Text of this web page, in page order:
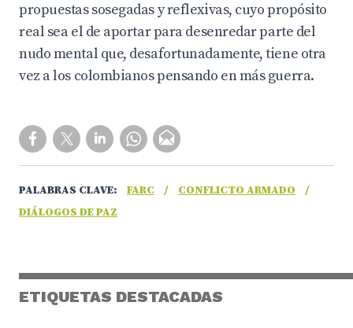
propuestas sosegadas y reflexivas, cuyo propósito
real sea el de aportar para desenredar parte del
nudo mental que, desafortunadamente, tiene otra
vez a los colombianos pensando en más guerra.
PALABRAS CLAVE: FARC / CONFLICTO ARMADO
/
DIÁLOGOS DE PAZ
ETIQUETAS DESTACADAS